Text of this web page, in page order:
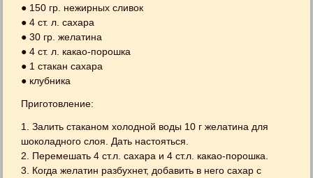
● 150 гр. нежирных сливок
● 4 ст. л. сахара
● 30 гр. желатина
● 4 ст. л. какао-порошка
● 1 стакан сахара
● клубника
Приготовление:
1. Залить стаканом холодной воды 10 г желатина для
шоколадного слоя. Дать настояться.
2. Перемешать 4 ст.л. сахара и 4 ст.л. какао-порошка.
3. Когда желатин разбухнет, добавить в него сахар с